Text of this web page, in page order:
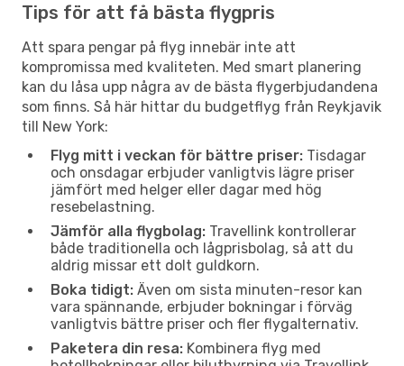
Tips för att få bästa flygpris
Att spara pengar på flyg innebär inte att
kompromissa med kvaliteten. Med smart planering
kan du låsa upp några av de bästa flygerbjudandena
som finns. Så här hittar du budgetflyg från Reykjavik
till New York:
Flyg mitt i veckan för bättre priser: Tisdagar
och onsdagar erbjuder vanligtvis lägre priser
jämfört med helger eller dagar med hög
resebelastning.
Jämför alla flygbolag: Travellink kontrollerar
både traditionella och lågprisbolag, så att du
aldrig missar ett dolt guldkorn.
Boka tidigt: Även om sista minuten-resor kan
vara spännande, erbjuder bokningar i förväg
vanligtvis bättre priser och fler flygalternativ.
Paketera din resa: Kombinera flyg med